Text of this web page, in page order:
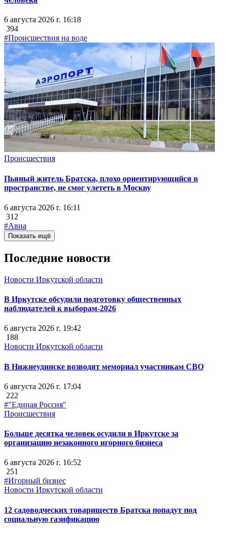
6 августа 2026 г. 16:18
394
#Происшествия на воде
Происшествия
Пьяный житель Братска, плохо ориентирующийся в
пространстве, не смог улететь в Москву
6 августа 2026 г. 16:11
312
#Авиа
Показать ещё
Последние новости
Новости Иркутской области
В Иркутске обсудили подготовку общественных
наблюдателей к выборам-2026
6 августа 2026 г. 19:42
188
Новости Иркутской области
В Нижнеудинске возводят мемориал участникам СВО
6 августа 2026 г. 17:04
222
#"Единая Россия"
Происшествия
Больше десятка человек осудили в Иркутске за
организацию незаконного игорного бизнеса
6 августа 2026 г. 16:52
251
#Игорный бизнес
Новости Иркутской области
12 садоводческих товариществ Братска попадут под
социальную газификацию